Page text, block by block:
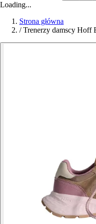
Loading...
Strona główna
/ Trenerzy damscy Hoff